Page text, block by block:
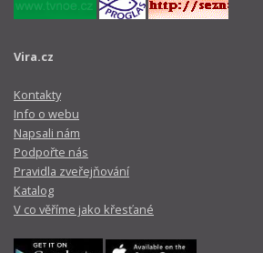
Vira.cz
Kontakty
Info o webu
Napsali nám
Podpořte nás
Pravidla zveřejňování
Katalog
V co věříme jako křesťané